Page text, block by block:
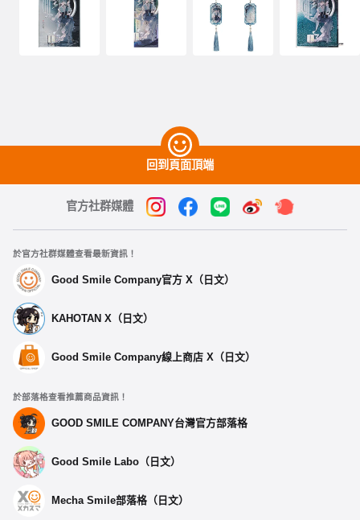
回到頁面頂端
官方社群媒體
於官方社群媒體查看最新資訊！
Good Smile Company官方 X（日文）
KAHOTAN X（日文）
Good Smile Company線上商店 X（日文）
於部落格查看推薦商品資訊！
GOOD SMILE COMPANY台灣官方部落格
Good Smile Labo（日文）
Mecha Smile部落格（日文）